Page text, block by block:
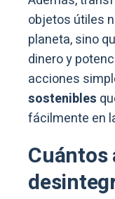
objetos útiles
planeta, sino
dinero y
acciones
sostenibles
fácilmente en
Cuántos